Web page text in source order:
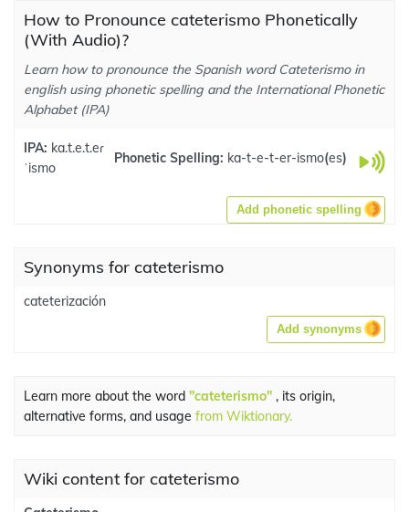
How to Pronounce cateterismo Phonetically
(With Audio)?
Learn how to pronounce the Spanish word Cateterismo in
english using phonetic spelling and the International Phonetic
Alphabet (IPA)
IPA: ka.t.e.t.eɾ
ˈismo
Phonetic Spelling: ka-t-e-t-er-ismo(es)
Add phonetic spelling
Synonyms for cateterismo
cateterización
Add synonyms
Learn more about the word "cateterismo" , its origin,
alternative forms, and usage from Wiktionary.
Wiki content for cateterismo